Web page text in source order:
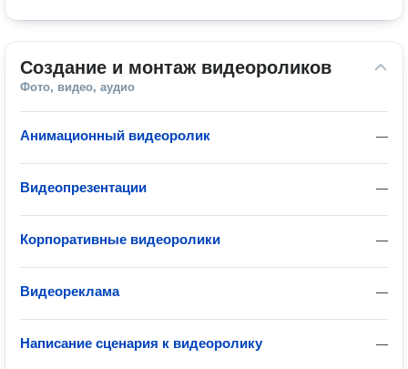
Создание и монтаж видеороликов
Фото, видео, аудио
—
Анимационный видеоролик
—
Видеопрезентации
—
Корпоративные видеоролики
—
Видеореклама
—
Написание сценария к видеоролику